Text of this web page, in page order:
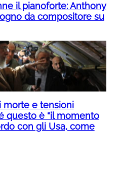
il pianoforte: Anthony
da compositore su
morte e tensioni
questo è “il momento
con gli Usa, come